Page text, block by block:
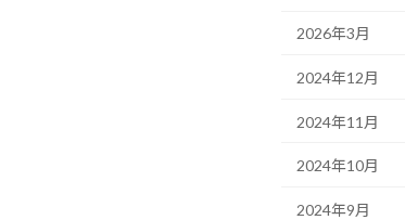
2026年3月
2024年12月
2024年11月
2024年10月
2024年9月